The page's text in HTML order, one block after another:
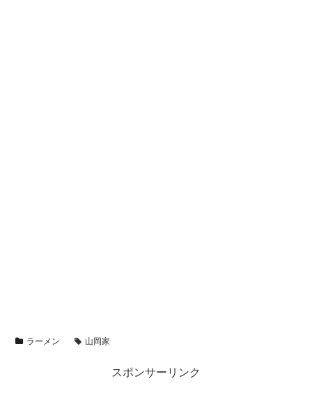
ラーメン 山岡家
スポンサーリンク